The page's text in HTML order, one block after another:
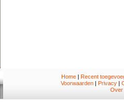
Home| Recent
Voorwaarden | Privacy |
Over